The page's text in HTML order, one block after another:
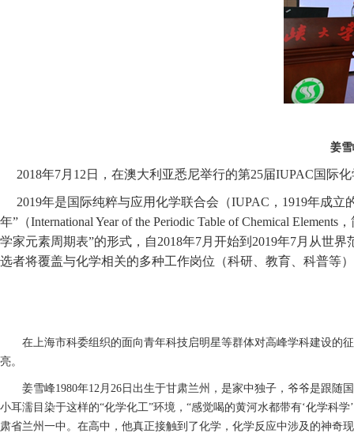
姜
2018年7月12日，在澳大利亚悉尼举行的第25届IUPAC国际
2019年是国际纯粹与应用化学联合会（IUPAC，1919年成
年”（International Year of the Periodic Table of Chemical
学家元素周期表”的形式，自2018年7月开始到2019年7月从世
选者将覆盖与化学相关的多种工作岗位（科研、教育、科普等
在上海市科委组织的面向青年科技启明星等群体对高峰学科建设的
亮。
姜雪峰1980年12月26日出生于甘肃兰州，是家中独子，爷爷是跟
小耳濡目染于这样的“化学化工”环境，“感觉喝的黄河水都带有‘化学科
肃省兰州一中。在高中，他真正接触到了化学，化学反应中涉及的神奇